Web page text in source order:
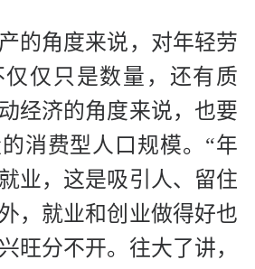
的角度来说，对年轻劳
仅只是数量，还有质
经济的角度来说，也要
消费型人口规模。“年
业，这是吸引人、留住
，就业和创业做得好也
旺分不开。往大了讲，